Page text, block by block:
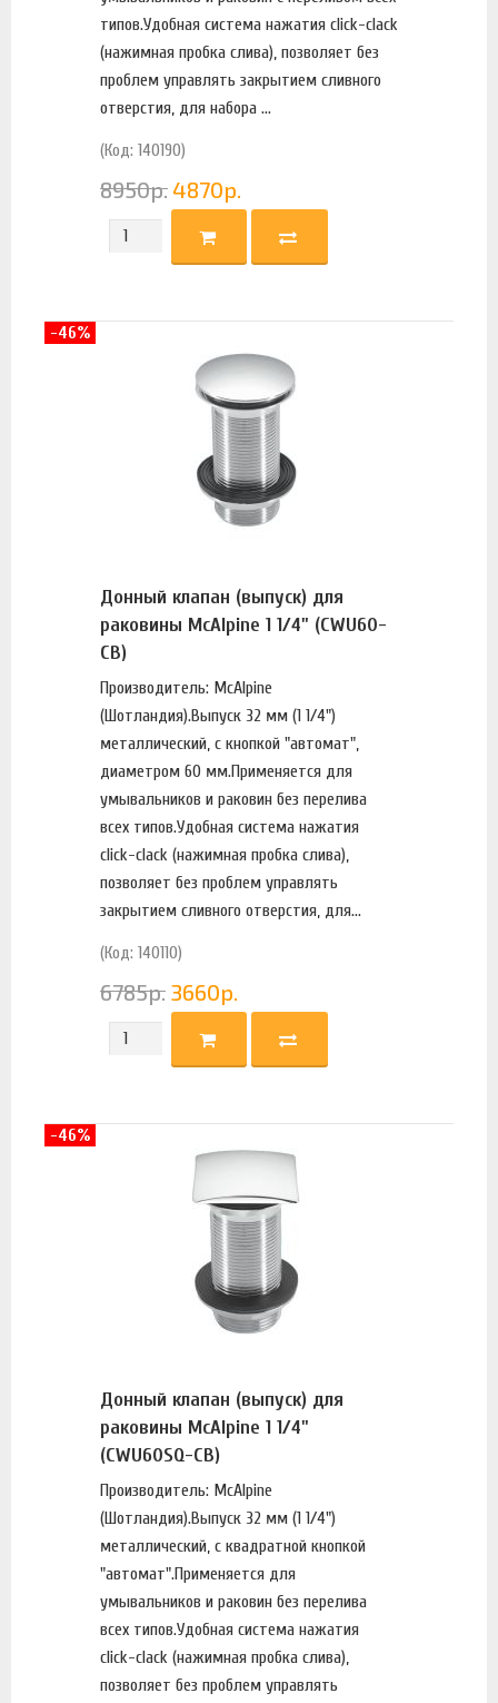
типов.Удобная система нажатия click-clack
(нажимная пробка слива), позволяет без
проблем управлять закрытием сливного
отверстия, для набора ...
(Код: 140190)
8950р.4870р.
Донный клапан (выпуск) для
раковины McAlpine 1 1/4" (CWU60-
CB)
Производитель: McAlpine
(Шотландия).Выпуск 32 мм (1 1/4")
металлический, с кнопкой "автомат",
диаметром 60 мм.Применяется для
умывальников и раковин без перелива
всех типов.Удобная система нажатия
click-clack (нажимная пробка слива),
позволяет без проблем управлять
закрытием сливного отверстия, для...
(Код: 140110)
6785р. 3660р.
-46%
Донный клапан (выпуск) для
раковины McAlpine 1 1/4"
(CWU60SQ-CB)
Производитель: McAlpine
(Шотландия).Выпуск 32 мм (1 1/4")
металлический, с квадратной кнопкой
"автомат".Применяется для
умывальников и раковин без перелива
всех типов.Удобная система нажатия
click-clack (нажимная пробка слива),
позволяет без проблем управлять
-46%